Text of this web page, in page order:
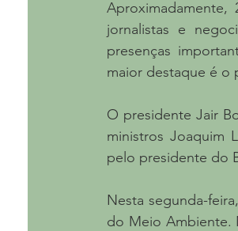
jornalistas e
presenças
maior destaque é o
O presidente Jair
ministros Joaquim
pelo presidente do
Nesta segunda-
do Meio Ambiente.